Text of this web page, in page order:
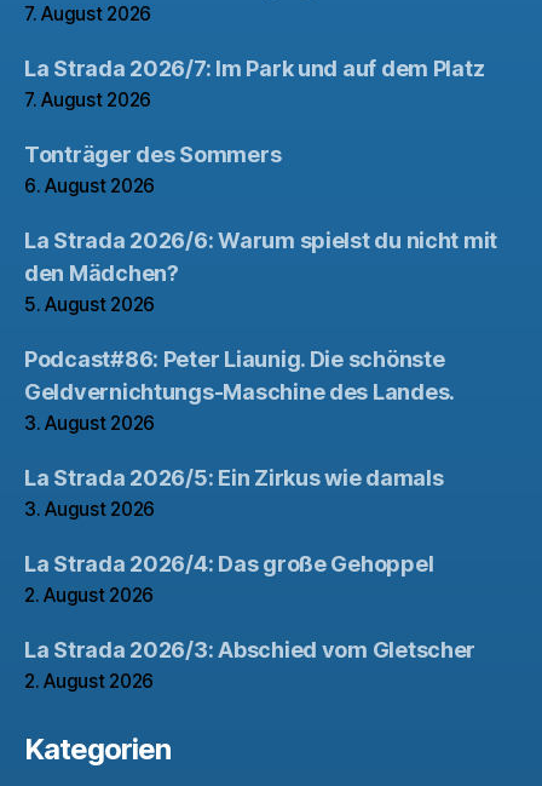
7. August 2026
La Strada 2026/7: Im Park und auf dem Platz
7. August 2026
Tonträger des Sommers
6. August 2026
La Strada 2026/6: Warum spielst du nicht mit
den Mädchen?
5. August 2026
Podcast#86: Peter Liaunig. Die schönste
Geldvernichtungs-Maschine des Landes.
3. August 2026
La Strada 2026/5: Ein Zirkus wie damals
3. August 2026
La Strada 2026/4: Das große Gehoppel
2. August 2026
La Strada 2026/3: Abschied vom Gletscher
2. August 2026
Kategorien